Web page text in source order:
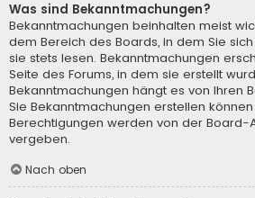
Was sind Bekanntmachungen?
Bekanntmachungen beinhalten meist
dem Bereich des Boards, in dem Sie
sie stets lesen. Bekanntmachungen
Seite des Forums, in dem sie erstellt
Bekanntmachungen hängt es von Ihren
Sie Bekanntmachungen erstellen
Berechtigungen werden von der Board-
vergeben.
Nach oben